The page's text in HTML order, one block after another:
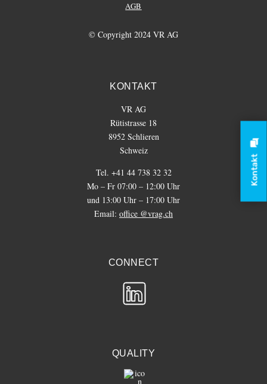
AGB
© Copyright 2024 VR AG
KONTAKT
VR AG
Rütistrasse 18
8952 Schlieren
Schweiz
Tel. +41 44 738 32 32
Mo – Fr 07:00 – 12:00 Uhr
und 13:00 Uhr – 17:00 Uhr
Email: office @vrag.ch
CONNECT
QUALITY
Kontakt